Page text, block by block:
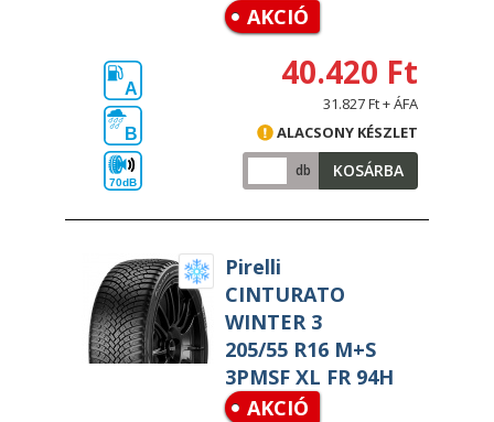
AKCIÓ
A
B
70dB
40.420 Ft
31.827 Ft + ÁFA
ALACSONY KÉSZLET
db KOSÁRBA
Pirelli
CINTURATO
WINTER 3
205/55 R16 M+S
3PMSF XL FR 94H
AKCIÓ